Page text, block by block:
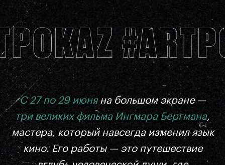
С 27 по 29 июняна большом экране —
три великих фильма Ингмара Бергмана,
мастера, который навсегда изменил язык
кино. Его работы — это путешествие